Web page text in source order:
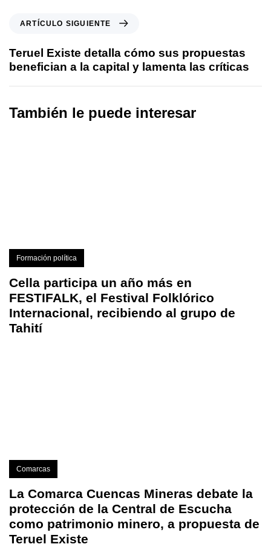
ARTÍCULO SIGUIENTE
Teruel Existe detalla cómo sus propuestas
benefician a la capital y lamenta las críticas
También le puede interesar
Formación política
Cella participa un año más en
FESTIFALK, el Festival Folklórico
Internacional, recibiendo al grupo de
Tahití
Comarcas
La Comarca Cuencas Mineras debate la
protección de la Central de Escucha
como patrimonio minero, a propuesta de
Teruel Existe